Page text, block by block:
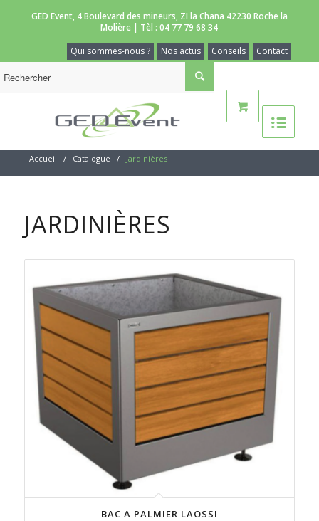
GED Event, 4 Boulevard des mineurs, ZI la Chana 42230 Roche la
Molière | Tèl :04 77 79 68 34
Contact
Conseils
Nos actus
Qui sommes-nous ?
Accueil / Catalogue / Jardinières
JARDINIÈRES
BAC A PALMIER LAOSSI